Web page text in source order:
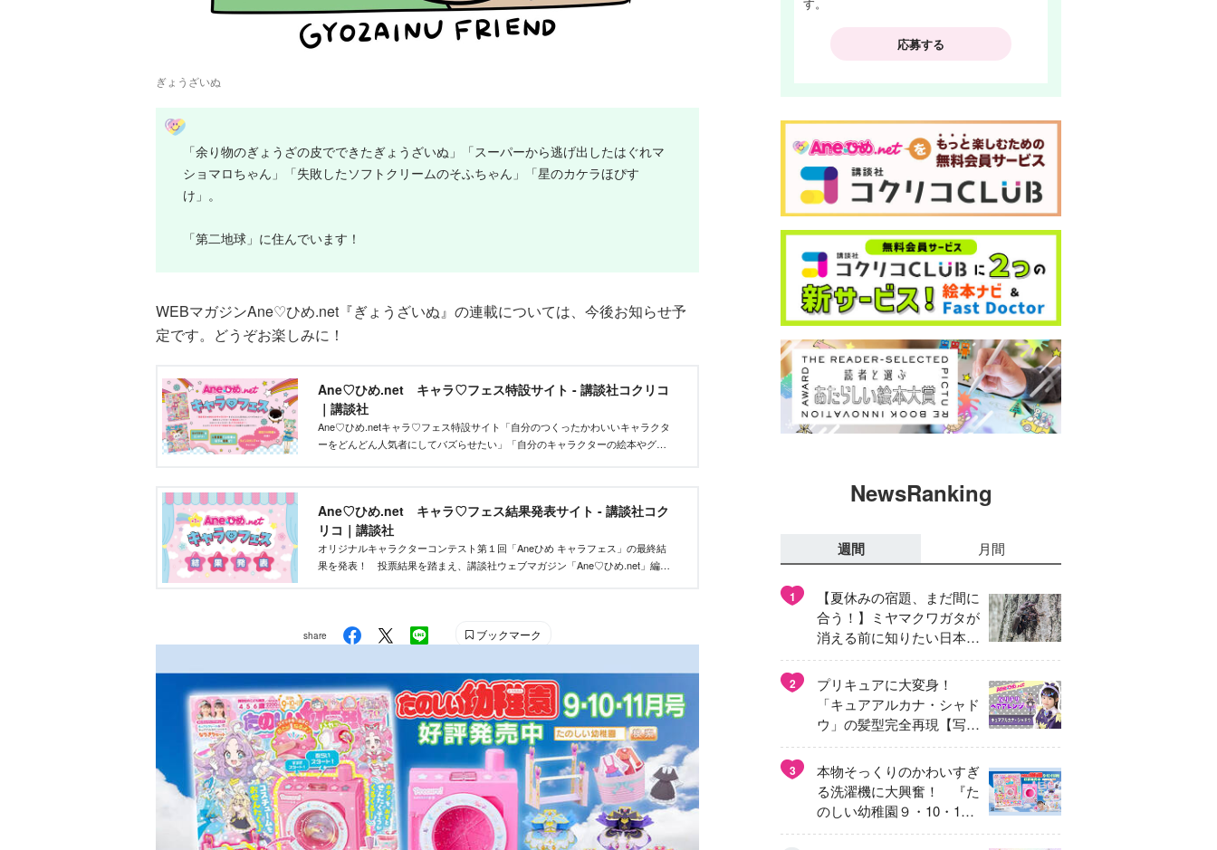
ぎょうざいぬ
「余り物のぎょうざの皮でできたぎょうざいぬ」「スーパーから逃げ出したはぐれマ
ショマロちゃん」「失敗したソフトクリームのそふちゃん」「星のカケラほぴす
け」。
「第二地球」に住んでいます！
WEBマガジンAne♡ひめ.net『ぎょうざいぬ』の連載については、今後お知らせ予
定です。どうぞお楽しみに！
Ane♡ひめ.net キャラ♡フェス特設サイト - 講談社コクリコ
｜講談社
Ane♡ひめ.netキャラ♡フェス特設サイト「自分のつくったかわいいキャラクタ
ーをどんどん人気者にしてバズらせたい」「自分のキャラクターの絵本やグッ
Ane♡ひめ.net キャラ♡フェス結果発表サイト - 講談社コク
リコ｜講談社
オリジナルキャラクターコンテスト第１回「Aneひめ キャラフェス」の最終結
果を発表！ 投票結果を踏まえ、講談社ウェブマガジン「Ane♡ひめ.net」編集
share ブックマーク
応募する
NewsRanking
週間 月間
1
【夏休みの宿題、まだ間に
合う！】ミヤマクワガタが
消える前に知りたい日本の
異変
2
プリキュアに大変身！
「キュアアルカナ・シャド
ウ」の髪型完全再現【写真
解説付き】
3
本物そっくりのかわいすぎ
る洗濯機に大興奮！ 『た
のしい幼稚園９・10・11
月号』だけのオリジナル付